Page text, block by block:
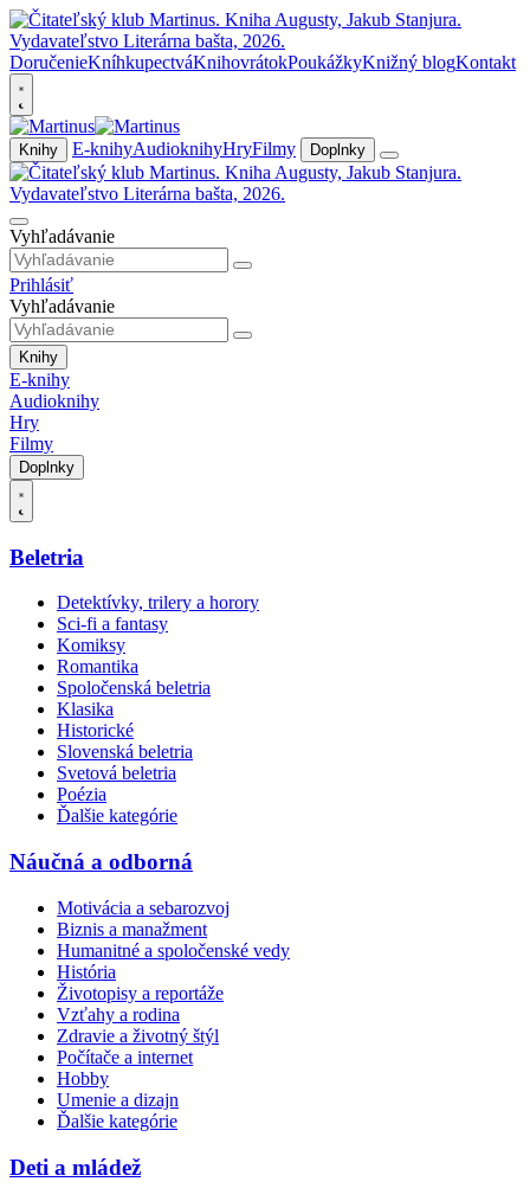
DoručenieKníhkupectváKnihovrátokPoukážkyKnižný blogKontakt
Knihy E-knihyAudioknihyHryFilmy Doplnky
Vyhľadávanie
Prihlásiť
Vyhľadávanie
Knihy
E-knihy
Audioknihy
Hry
Filmy
Doplnky
Beletria
Detektívky, trilery a horory
Sci-fi a fantasy
Komiksy
Romantika
Spoločenská beletria
Klasika
Historické
Slovenská beletria
Svetová beletria
Poézia
Ďalšie kategórie
Náučná a odborná
Motivácia a sebarozvoj
Biznis a manažment
Humanitné a spoločenské vedy
História
Životopisy a reportáže
Vzťahy a rodina
Zdravie a životný štýl
Počítače a internet
Hobby
Umenie a dizajn
Ďalšie kategórie
Deti a mládež